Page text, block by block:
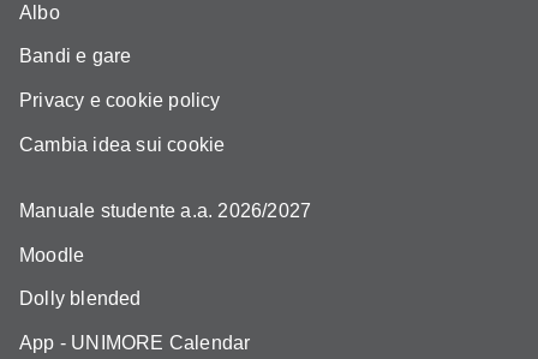
Albo
Bandi e gare
Privacy e cookie policy
Cambia idea sui cookie
Manuale studente a.a. 2026/2027
Moodle
Dolly blended
App - UNIMORE Calendar